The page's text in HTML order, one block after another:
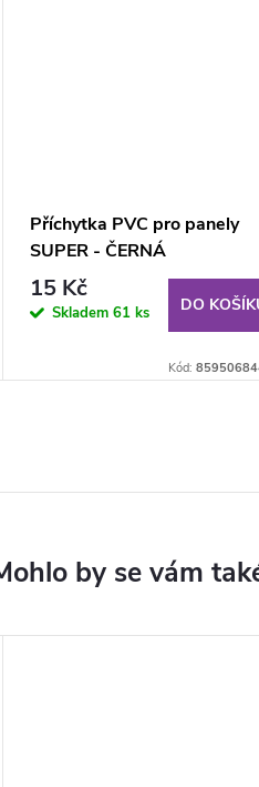
Příchytka PVC pro panely
SUPER - ČERNÁ
15 Kč
Skladem 61 ks DO
Kód: